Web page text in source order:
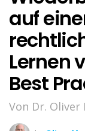
auf
Lernen
Best
Von Dr. Oliver